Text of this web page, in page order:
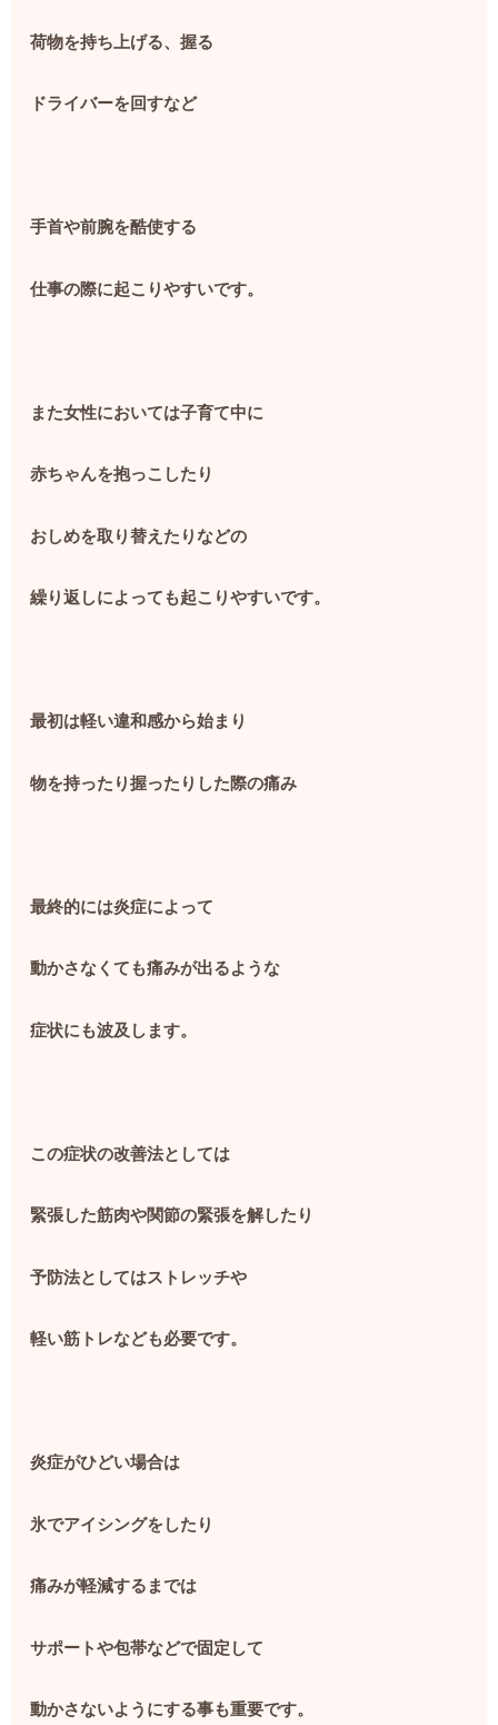
荷物を持ち上げる、握る
ドライバーを回すなど
手首や前腕を酷使する
仕事の際に起こりやすいです。
また女性においては子育て中に
赤ちゃんを抱っこしたり
おしめを取り替えたりなどの
繰り返しによっても起こりやすいです。
最初は軽い違和感から始まり
物を持ったり握ったりした際の痛み
最終的には炎症によって
動かさなくても痛みが出るような
症状にも波及します。
この症状の改善法としては
緊張した筋肉や関節の緊張を解したり
予防法としてはストレッチや
軽い筋トレなども必要です。
炎症がひどい場合は
氷でアイシングをしたり
痛みが軽減するまでは
サポートや包帯などで固定して
動かさないようにする事も重要です。